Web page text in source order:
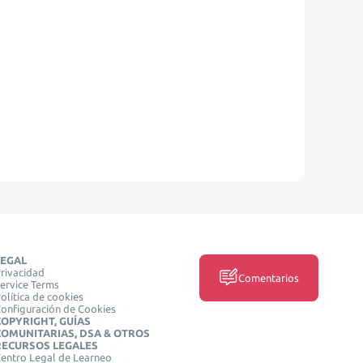
Terms
de cookies
de Cookies
GUÍAS
DSA & OTROS
LEGALES
Legal de Learneo
Comentarios